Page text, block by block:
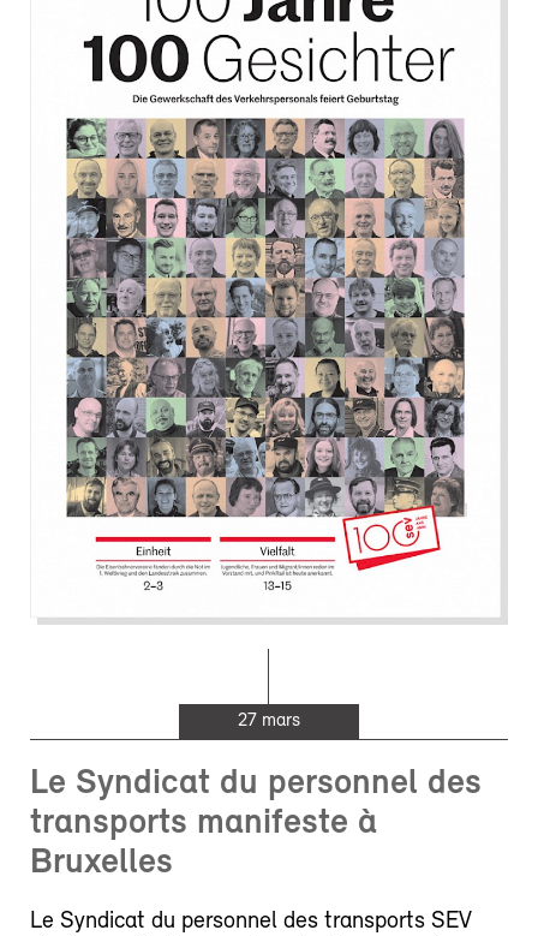
27 mars
Le Syndicat du personnel des
transports manifeste à
Bruxelles
Le Syndicat du personnel des transports SEV